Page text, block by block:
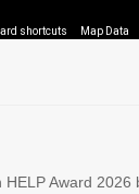
shortcuts Map Data
Award 2026